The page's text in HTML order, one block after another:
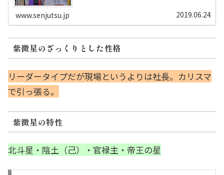
www.senjutsu.jp 2019.06.24
紫微星のざっくりとした性格
リーダータイプだが現場というよりは社長。カリスマ
で引っ張る。
紫微星の特性
北斗星・陰土（己）・官禄主・帝王の星